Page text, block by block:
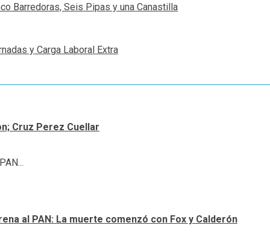
Barredoras, Seis Pipas y una Canastilla
y Carga Laboral Extra
Cruz Perez Cuellar
al PAN: La muerte comenzó con Fox y Calderón